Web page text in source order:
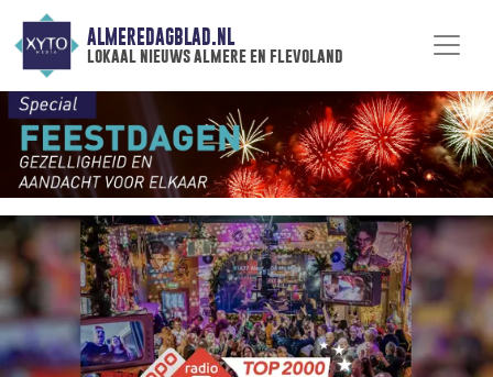
ALMEREDAGBLAD.NL
lokaal nieuws almere en flevoland